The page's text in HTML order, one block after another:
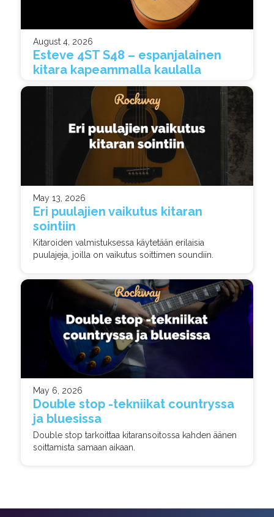
August 4, 2026
Esteve 4ST S48 – espanjalainen
kitara kapeammalla kaulalla
May 13, 2026
Eri puulajien vaikutus kitaran
sointiin
Kitaroiden valmistuksessa käytetään erilaisia
puulajeja, joilla on vaikutus soittimen soundiin.
May 6, 2026
Double stop -tekniikat countryssa
ja bluesissa
Double stop tarkoittaa kitaransoitossa kahden äänen
soittamista samaan aikaan.